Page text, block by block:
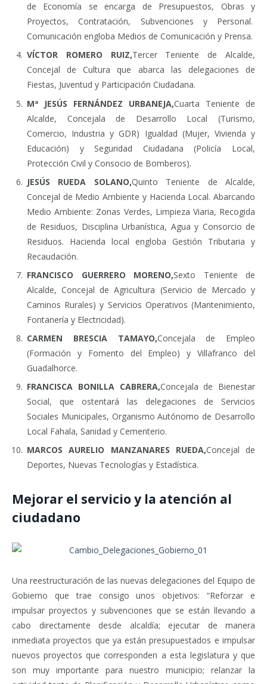
de Economía se encarga de Presupuestos, Obras y
Proyectos, Contratación, Subvenciones y Personal.
Comunicación engloba Medios de Comunicación y Prensa.
VÍCTOR ROMERO RUIZ,Tercer Teniente de Alcalde,
Concejal de Cultura que abarca las delegaciones de
Fiestas, Juventud y Participación Ciudadana.
Mª JESÚS FERNÁNDEZ URBANEJA,Cuarta Teniente de
Alcalde, Concejala de Desarrollo Local (Turismo,
Comercio, Industria y GDR) Igualdad (Mujer, Vivienda y
Educación) y Seguridad Ciudadana (Policía Local,
Protección Civil y Consocio de Bomberos).
JESÚS RUEDA SOLANO,Quinto Teniente de Alcalde,
Concejal de Medio Ambiente y Hacienda Local. Abarcando
Medio Ambiente: Zonas Verdes, Limpieza Viaria, Recogida
de Residuos, Disciplina Urbanística, Agua y Consorcio de
Residuos. Hacienda local engloba Gestión Tributaria y
Recaudación.
FRANCISCO GUERRERO MORENO,Sexto Teniente de
Alcalde, Concejal de Agricultura (Servicio de Mercado y
Caminos Rurales) y Servicios Operativos (Mantenimiento,
Fontanería y Electricidad).
CARMEN BRESCIA TAMAYO,Concejala de Empleo
(Formación y Fomento del Empleo) y Villafranco del
Guadalhorce.
FRANCISCA BONILLA CABRERA,Concejala de Bienestar
Social, que ostentará las delegaciones de Servicios
Sociales Municipales, Organismo Autónomo de Desarrollo
Local Fahala, Sanidad y Cementerio.
MARCOS AURELIO MANZANARES RUEDA,Concejal de
Deportes, Nuevas Tecnologías y Estadística.
Mejorar el servicio y la atención al
ciudadano
Una reestructuración de las nuevas delegaciones del Equipo de
Gobierno que trae consigo unos objetivos: “Reforzar e
impulsar proyectos y subvenciones que se están llevando a
cabo directamente desde alcaldía; ejecutar de manera
inmediata proyectos que ya están presupuestados e impulsar
nuevos proyectos que corresponden a esta legislatura y que
son muy importante para nuestro municipio; relanzar la